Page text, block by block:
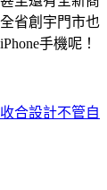
省創宇門市也
手機呢！
合設計不管自